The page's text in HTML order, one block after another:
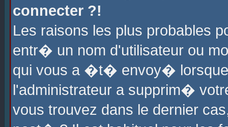
connecter ?!
Les raisons les plus probables
entr� un nom d'utilisateur ou
qui vous a �t� envoy�
l'administrateur a supprim�
vous trouvez dans le dernier